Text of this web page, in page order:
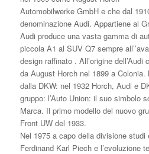
Automobilwerke GmbH e che dal
denominazione Audi. Appartiene al
Audi produce una vasta gamma di
piccola A1 al SUV Q7 sempre
design raffinato . All’origine dell’Audi
da August Horch nel 1899 a Colonia.
dalla DKW: nel 1932 Horch, Audi e
gruppo: l’Auto Union: il suo simbolo
Marca. Il primo modello del nuovo
Front UW del 1933.
Nel 1975 a capo della divisione studi
Ferdinand Karl Piech e l’evoluzione